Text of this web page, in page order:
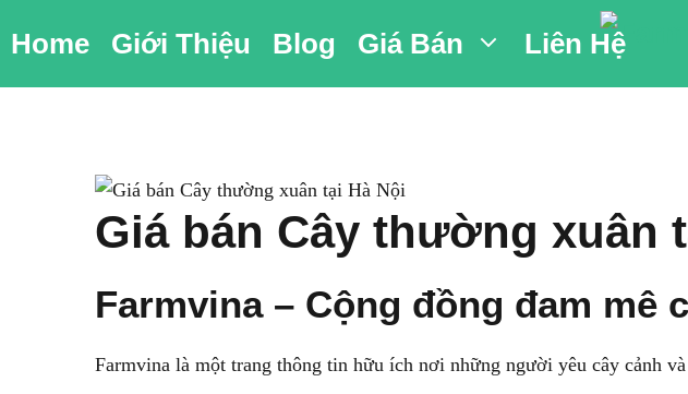
đếnHome Giới Thiệu Blog Giá Bán Liên Hệ
Giá bán Cây thường xuân
Farmvina – Cộng đồng đam mê
Farmvina là một trang thông tin hữu ích nơi những người yêu cây cảnh